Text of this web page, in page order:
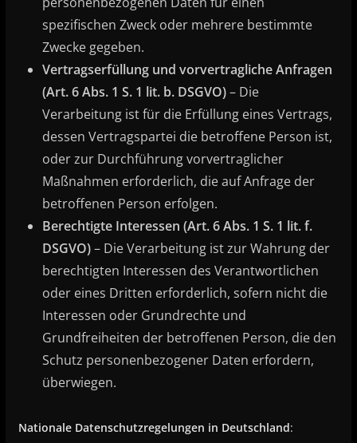
spezifischen Zweck oder mehrere bestimmte
Zwecke gegeben.
Vertragserfüllung und vorvertragliche Anfragen
(Art. 6 Abs. 1 S. 1 lit. b. DSGVO)– Die
Verarbeitung ist für die Erfüllung eines Vertrags,
dessen Vertragspartei die betroffene Person ist,
oder zur Durchführung vorvertraglicher
Maßnahmen erforderlich, die auf Anfrage der
betroffenen Person erfolgen.
Berechtigte Interessen (Art. 6 Abs. 1 S. 1 lit. f.
DSGVO)– Die Verarbeitung ist zur Wahrung der
berechtigten Interessen des Verantwortlichen
oder eines Dritten erforderlich, sofern nicht die
Interessen oder Grundrechte und
Grundfreiheiten der betroffenen Person, die den
Schutz personenbezogener Daten erfordern,
überwiegen.
Nationale Datenschutzregelungen in Deutschland: